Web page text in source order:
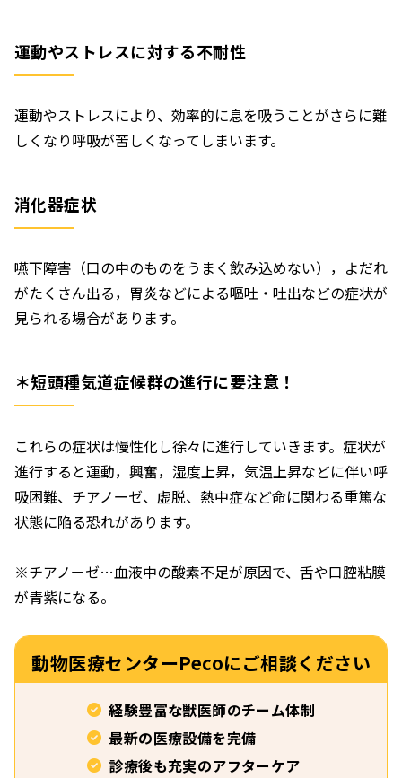
運動やストレスに対する不耐性
運動やストレスにより、効率的に息を吸うことがさらに難
しくなり呼吸が苦しくなってしまいます。
消化器症状
嚥下障害（口の中のものをうまく飲み込めない），よだれ
がたくさん出る，胃炎などによる嘔吐・吐出などの症状が
見られる場合があります。
＊短頭種気道症候群の進行に要注意！
これらの症状は慢性化し徐々に進行していきます。症状が
進行すると運動，興奮，湿度上昇，気温上昇などに伴い呼
吸困難、チアノーゼ、虚脱、熱中症など命に関わる重篤な
状態に陥る恐れがあります。
※チアノーゼ…血液中の酸素不足が原因で、舌や口腔粘膜
が青紫になる。
動物医療センターPecoにご相談ください
経験豊富な獣医師のチーム体制
最新の医療設備を完備
診療後も充実のアフターケア